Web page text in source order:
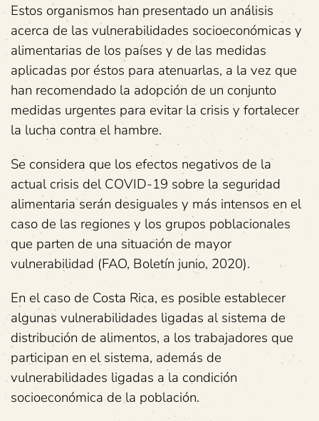
Estos organismos han presentado un análisis
acerca de las vulnerabilidades socioeconómicas y
alimentarias de los países y de las medidas
aplicadas por éstos para atenuarlas, a la vez que
han recomendado la adopción de un conjunto
medidas urgentes para evitar la crisis y fortalecer
la lucha contra el hambre.
Se considera que los efectos negativos de la
actual crisis del COVID-19 sobre la seguridad
alimentaria serán desiguales y más intensos en el
caso de las regiones y los grupos poblacionales
que parten de una situación de mayor
vulnerabilidad (FAO, Boletín junio, 2020).
En el caso de Costa Rica, es posible establecer
algunas vulnerabilidades ligadas al sistema de
distribución de alimentos, a los trabajadores que
participan en el sistema, además de
vulnerabilidades ligadas a la condición
socioeconómica de la población.